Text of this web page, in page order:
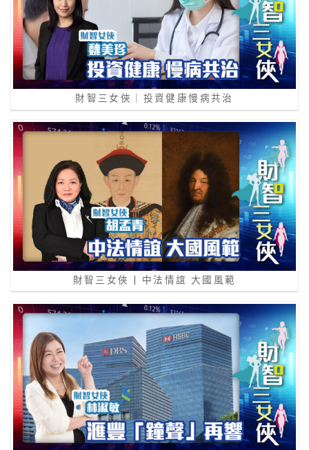
財智三女俠｜投資健康慢病共治
財智三女俠 | 中法情誼 大國風範